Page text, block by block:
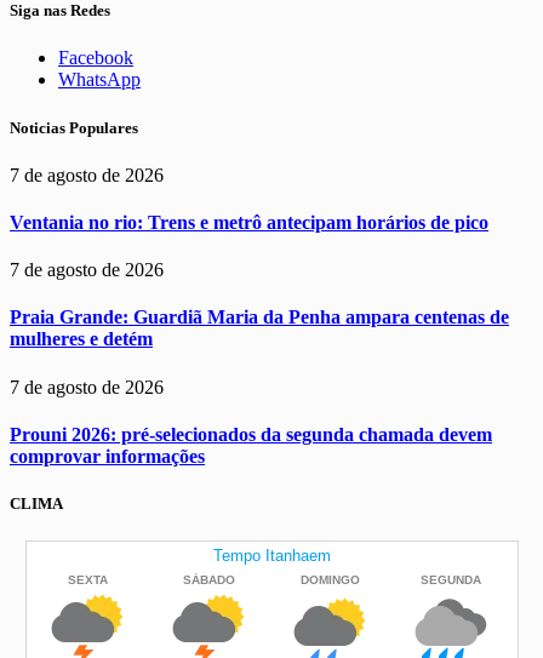
Siga nas Redes
Facebook
WhatsApp
Noticias Populares
7 de agosto de 2026
Ventania no rio: Trens e metrô antecipam horários de pico
7 de agosto de 2026
Praia Grande: Guardiã Maria da Penha ampara centenas de
mulheres e detém
7 de agosto de 2026
Prouni 2026: pré-selecionados da segunda chamada devem
comprovar informações
CLIMA